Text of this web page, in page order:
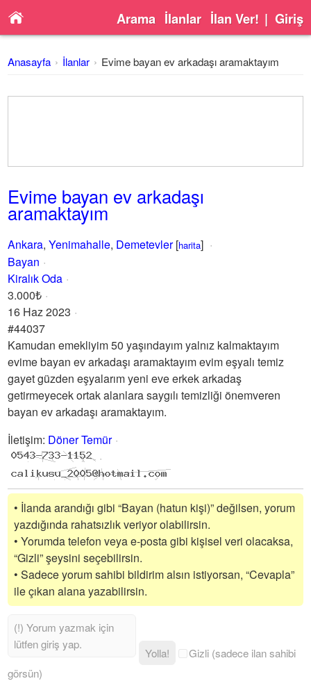
Arama İlanlar İlan Ver! | Giriş
Anasayfa İlanlar Evime bayan ev arkadaşı aramaktayım
Evime bayan ev arkadaşı
aramaktayım
Ankara,Yenimahalle, Demetevler[harita]
Bayan
Kiralık Oda
3.000₺
16 Haz 2023
#44037
Kamudan emekliyim 50 yaşındayım yalnız kalmaktayım
evime bayan ev arkadaşı aramaktayım evim eşyalı temiz
gayet güzden eşyalarım yeni eve erkek arkadaş
getirmeyecek ortak alanlara saygılı temizliği önemveren
bayan ev arkadaşı aramaktayım.
İletişim: Döner Temür
• İlanda arandığı gibi “Bayan (hatun kişi)” değilsen, yorum
yazdığında rahatsızlık veriyor olabilirsin.
• Yorumda telefon veya e-posta gibi kişisel veri olacaksa,
“Gizli” şeysini seçebilirsin.
• Sadece yorum sahibi bildirim alsın istiyorsan, “Cevapla”
ile çıkan alana yazabilirsin.
Yolla!
Gizli (sadece ilan sahibi
görsün)